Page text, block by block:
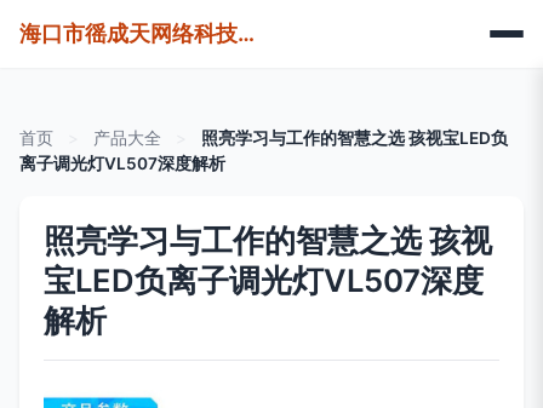
海口市徭成天网络科技有限公司
首页 产品大全
照亮学习与工作的智慧之选 孩视宝LED负
离子调光灯VL507深度解析
照亮学习与工作的智慧之选 孩视
宝LED负离子调光灯VL507深度
解析